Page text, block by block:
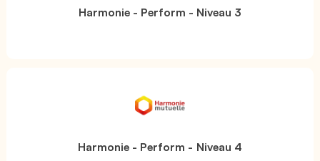
Harmonie - Perform - Niveau 3
Harmonie - Perform - Niveau 4